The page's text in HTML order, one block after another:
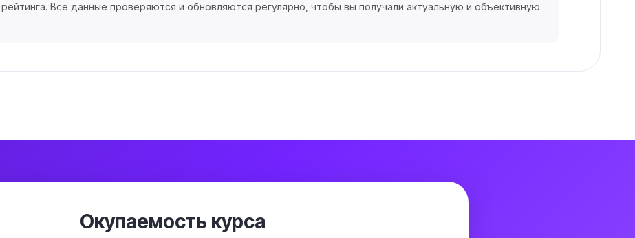
Все данные проверяются и обновляются регулярно, чтобы вы получали актуальную и объективную
Окупаемость курса